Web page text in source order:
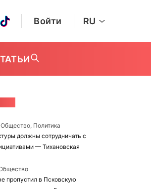
Войти RU
Общество, Политика
должны сотрудничать с
— Тихановская
пропустил в Псковскую